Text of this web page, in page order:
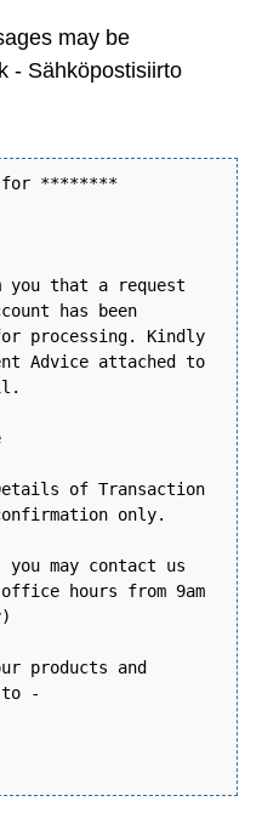
may be
- Sähköpostisiirto
for ********
you that a request
has been
processing. Kindly
Advice attached to
of Transaction
only.
may contact us
hours from 9am
products and
to -